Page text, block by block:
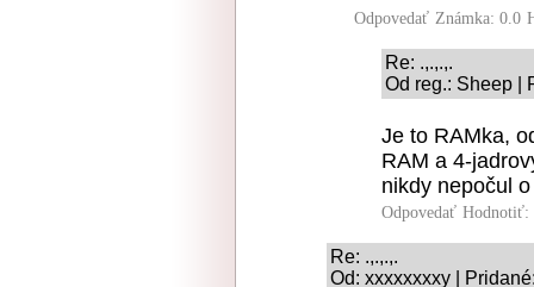
Odpovedať Známka: 0.0
Re: .,.,.,.
Od reg.: Sheep |
Je to RAMka,
RAM a 4-
nikdy nepočul
Odpovedať Hodnotiť:
Re: .,.,.,.
Od: xxxxxxxxy |